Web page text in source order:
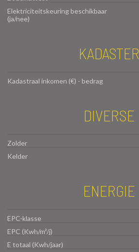
Elektriciteitskeuring beschikbaar
(ja/nee)
KADASTER
Kadastraal inkomen (€) - bedrag
DIVERSE
Zolder
Kelder
ENERGIE
EPC-klasse
EPC (Kwh/m²/j)
E totaal (Kwh/jaar)